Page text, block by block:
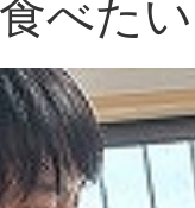
べた